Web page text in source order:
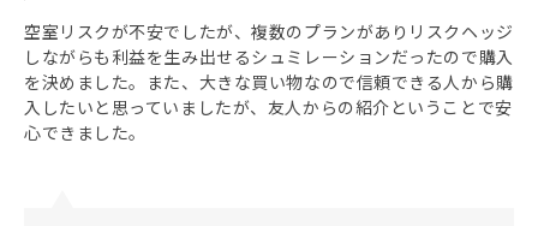
空室リスクが不安でしたが、複数のプランがありリスクヘッジ
しながらも利益を生み出せるシュミレーションだったので購入
を決めました。また、大きな買い物なので信頼できる人から購
入したいと思っていましたが、友人からの紹介ということで安
心できました。